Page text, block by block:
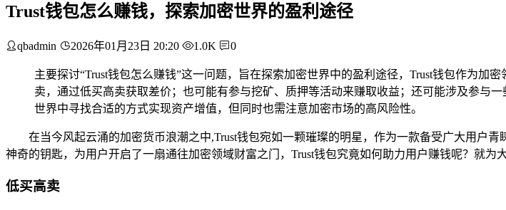
Trust钱包怎么赚钱，探索加密世界的盈利途径
qbadmin 2026年01月23日 20:20 1.0K 0
主要探讨“Trust钱包怎么赚钱”这一问题，旨在探索加密世界中的盈利途径，Trust钱包作为
卖，通过低买高卖获取差价；也可能有参与挖矿、质押等活动来赚取收益；还可能涉及参与
世界中寻找合适的方式实现资产增值，但同时也需注意加密市场的高风险性。
在当今风起云涌的加密货币浪潮之中,Trust钱包宛如一颗璀璨的明星，作为一款备受广大用户
神奇的钥匙，为用户开启了一扇通往加密领域财富之门，Trust钱包究竟如何助力用户赚钱呢？就为
低买高卖